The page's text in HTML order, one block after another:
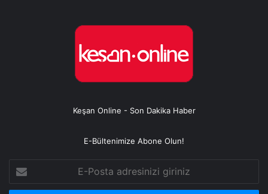
Keşan Online - Son Dakika Haber
E-Bültenimize Abone Olun!
Posta
adresinizi